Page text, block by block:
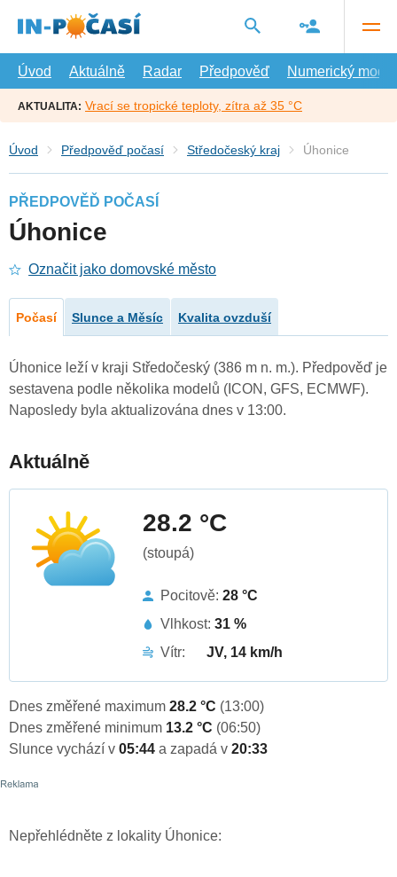
hlavní
Úvod
Aktuálně Radar Předpověď Numerický model
AKTUALITA: Vrací se tropické teploty, zítra až 35 °C
Úvod Předpověď počasí Středočeský kraj Úhonice
PŘEDPOVĚĎ POČASÍ
Úhonice
Označit jako domovské město
Počasí Slunce a Měsíc Kvalita ovzduší
Úhonice leží v kraji Středočeský (386 m n. m.). Předpověď je
sestavena podle několika modelů (ICON, GFS, ECMWF).
Naposledy byla aktualizována dnes v 13:00.
Aktuálně
28.2 °C
(stoupá)
Pocitově: 28 °C
Vlhkost: 31 %
Vítr:
JV, 14 km/h
Dnes změřené maximum 28.2 °C (13:00)
Dnes změřené minimum 13.2 °C (06:50)
Slunce vychází v 05:44 a zapadá v 20:33
Nepřehlédněte z lokality Úhonice: